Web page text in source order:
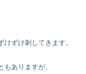
ずけ刺してきます。
ありますが、